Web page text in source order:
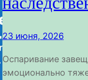
23 июня, 2026
Оспаривание
эмоционально